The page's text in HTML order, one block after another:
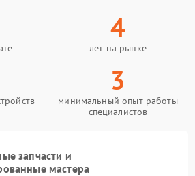
4
лет на рынке
3
минимальный опыт работы
специалистов
запчасти и
мастера